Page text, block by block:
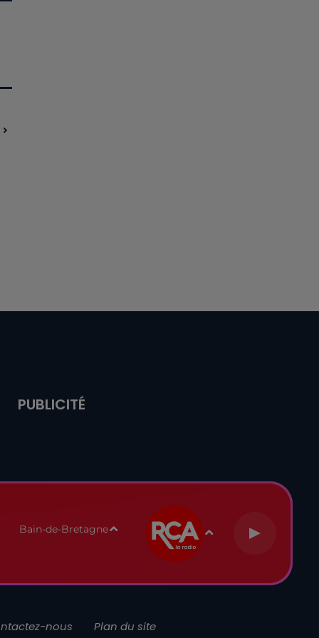
PUBLICITÉ
Bain-de-Bretagne
nous Plan du site